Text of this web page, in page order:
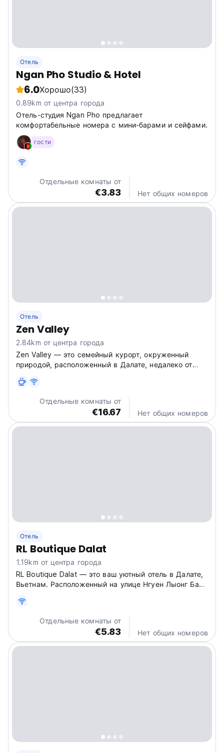
Отель
Ngan Pho Studio & Hotel
6.0Хорошо(33)
0.89km от центра города
Отель-студия Ngan Pho предлагает
комфортабельные номера с мини-барами и сейфами.
гости
Отдельные комнаты от
€3.83 Нет общих номеров
Отель
Zen Valley
2.84km от центра города
Zen Valley — это семейный курорт, окруженный
природой, расположенный в Далате, недалеко от
Отдельные комнаты от
€16.67 Нет общих номеров
Отель
RL Boutique Dalat
1.19km от центра города
RL Boutique Dalat — это ваш уютный отель в Далате,
Вьетнам. Расположенный на улице Нгуен Лыонг Банг,
знакомства с этим очаровательным городом. (Auto-
translated from original language)
Отдельные комнаты от
€5.83 Нет общих номеров